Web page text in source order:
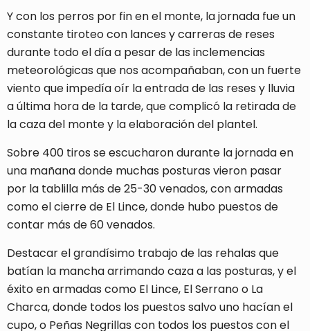
Y con los perros por fin en el monte, la jornada fue un
constante tiroteo con lances y carreras de reses
durante todo el día a pesar de las inclemencias
meteorológicas que nos acompañaban, con un fuerte
viento que impedía oír la entrada de las reses y lluvia
a última hora de la tarde, que complicó la retirada de
la caza del monte y la elaboración del plantel.
Sobre 400 tiros se escucharon durante la jornada en
una mañana donde muchas posturas vieron pasar
por la tablilla más de 25-30 venados, con armadas
como el cierre de El Lince, donde hubo puestos de
contar más de 60 venados.
Destacar el grandísimo trabajo de las rehalas que
batían la mancha arrimando caza a las posturas, y el
éxito en armadas como El Lince, El Serrano o La
Charca, donde todos los puestos salvo uno hacían el
cupo, o Peñas Negrillas con todos los puestos con el